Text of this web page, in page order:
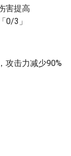
害提高
0/3」
攻击力减少90%